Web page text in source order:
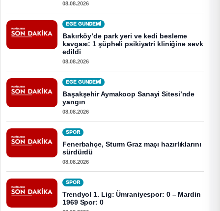
08.08.2026
EGE GUNDEMİ
Bakırköy’de park yeri ve kedi besleme
kavgası: 1 şüpheli psikiyatri kliniğine sevk
edildi
08.08.2026
EGE GUNDEMİ
Başakşehir Aymakoop Sanayi Sitesi’nde
yangın
08.08.2026
SPOR
Fenerbahçe, Sturm Graz maçı hazırlıklarını
sürdürdü
08.08.2026
SPOR
Trendyol 1. Lig: Ümraniyespor: 0 – Mardin
1969 Spor: 0